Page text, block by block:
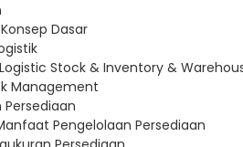
Dasar
Stock & Inventory &
Management
Persediaan
Pengelolaan Persediaan